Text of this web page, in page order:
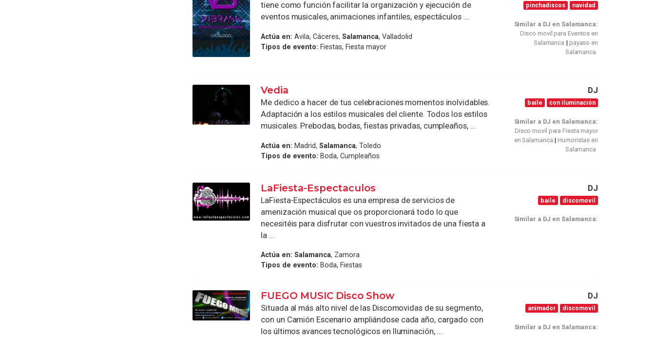
tiene como función facilitar la organización y ejecución de
eventos musicales, animaciones infantiles, espectáculos ...
Actúa en: Avila, Cáceres,Salamanca, Valladolid
Tipos de evento: Fiestas, Fiesta mayor
pinchadiscos
navidad
Similar a DJ en Salamanca:
Disco movil para Eventos en
Salamanca
payaso en
Salamanca
Vedia
Me dedico a hacer de tus celebraciones momentos inolvidables.
Adaptación a los estilos musicales del cliente. Todos los estilos
musicales. Prebodas, bodas, fiestas privadas, cumpleaños, ...
Actúa en: Madrid,Salamanca, Toledo
Tipos de evento: Boda, Cumpleaños
DJ
baile con iluminación
Similar a DJ en Salamanca:
Disco movil para Fiesta mayor
en Salamanca
Humoristas en
Salamanca
LaFiesta-Espectaculos
LaFiesta-Espectáculos es una empresa de servicios de
amenización musical que os proporcionará todo lo que
necesitéis para disfrutar con vuestros invitados de una fiesta a
la ...
Actúa en: Salamanca, Zamora
Tipos de evento: Boda, Fiestas
DJ
baile discomovil
Similar a DJ en Salamanca:
FUEGO MUSIC Disco Show
Situada al más alto nivel de las Discomovidas de su segmento,
con un Camión Escenario ampliándose cada año, cargado con
los últimos avances tecnológicos en Iluminación, ...
DJ
animador discomovil
Similar a DJ en Salamanca: